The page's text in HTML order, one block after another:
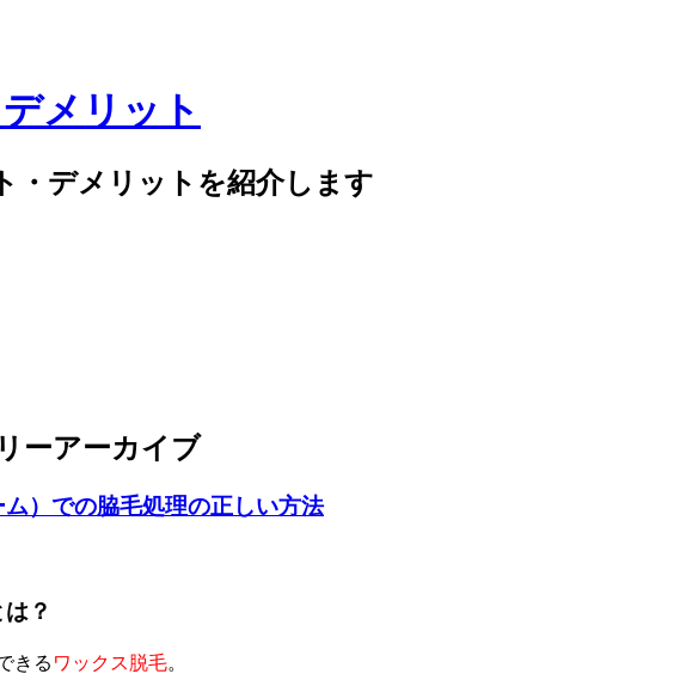
メリット
・デメリットを紹介します
ーアーカイブ
）での脇毛処理の正しい方法
？
きる ワックス脱毛。